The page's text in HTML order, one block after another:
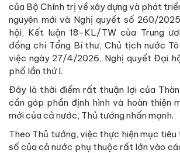
của Bộ Chính trị về xây dựng và phát
nguyên mới và Nghị quyết số 260/
hội, Kết luận 18-KL/TW của Trung
đồng chí Tổng Bí thư, Chủ tịch nước
việc ngày 27/4/2026, Nghị quyết Đại
phố lần thứ I.
Đây là thời điểm rất thuận lợi của
cần góp phần định hình và hoàn thiện
mới của cả nước, Thủ tướng nhấn mạnh.
Theo Thủ tướng, việc thực hiện mục
số của cả nước phụ thuộc rất lớn vào